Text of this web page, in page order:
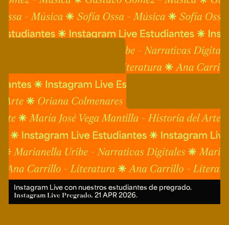
Instagram Live con nuestros estudiantes de pregrado.
Instagram Live Pregrado. 21 APR 2026.